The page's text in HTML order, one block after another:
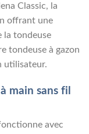
Classic, la
offrant une
la tondeuse
tondeuse à gazon
utilisateur.
main sans fil
avec